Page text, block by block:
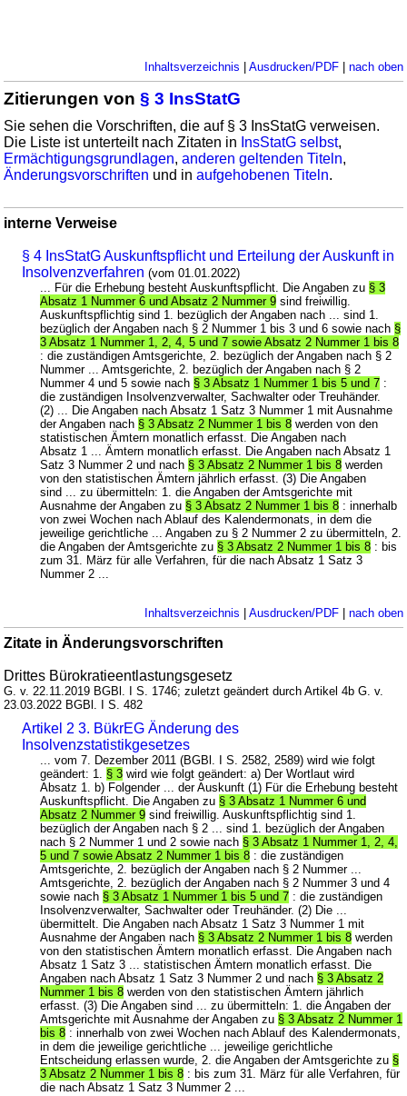
Inhaltsverzeichnis Ausdrucken/PDF| nach oben
Zitierungen von§ 3 InsStatG
Sie sehen die Vorschriften, die auf § 3 InsStatG verweisen.
Die Liste ist unterteilt nach Zitaten in InsStatG selbst,
Ermächtigungsgrundlagen,anderen geltenden Titeln,
Änderungsvorschriften und inaufgehobenen Titeln.
interne Verweise
§ 4 InsStatG Auskunftspflicht und Erteilung der Auskunft in
Insolvenzverfahren (vom 01.01.2022)
... Für die Erhebung besteht Auskunftspflicht. Die Angaben zu § 3
Absatz 1 Nummer 6 und Absatz 2 Nummer 9 sind freiwillig.
Auskunftspflichtig sind 1. bezüglich der Angaben nach ... sind 1.
bezüglich der Angaben nach § 2 Nummer 1 bis 3 und 6 sowie nach §
3 Absatz 1 Nummer 1, 2, 4, 5 und 7 sowie Absatz 2 Nummer 1 bis 8
: die zuständigen Amtsgerichte, 2. bezüglich der Angaben nach § 2
Nummer ... Amtsgerichte, 2. bezüglich der Angaben nach § 2
Nummer 4 und 5 sowie nach § 3 Absatz 1 Nummer 1 bis 5 und 7 :
die zuständigen Insolvenzverwalter, Sachwalter oder Treuhänder.
(2) ... Die Angaben nach Absatz 1 Satz 3 Nummer 1 mit Ausnahme
der Angaben nach § 3 Absatz 2 Nummer 1 bis 8 werden von den
statistischen Ämtern monatlich erfasst. Die Angaben nach
Absatz 1 ... Ämtern monatlich erfasst. Die Angaben nach Absatz 1
Satz 3 Nummer 2 und nach § 3 Absatz 2 Nummer 1 bis 8 werden
von den statistischen Ämtern jährlich erfasst. (3) Die Angaben
sind ... zu übermitteln: 1. die Angaben der Amtsgerichte mit
Ausnahme der Angaben zu § 3 Absatz 2 Nummer 1 bis 8 : innerhalb
von zwei Wochen nach Ablauf des Kalendermonats, in dem die
jeweilige gerichtliche ... Angaben zu § 2 Nummer 2 zu übermitteln, 2.
die Angaben der Amtsgerichte zu § 3 Absatz 2 Nummer 1 bis 8 : bis
zum 31. März für alle Verfahren, für die nach Absatz 1 Satz 3
Nummer 2 ...
Inhaltsverzeichnis Ausdrucken/PDF| nach oben
Zitate in Änderungsvorschriften
Drittes Bürokratieentlastungsgesetz
G. v. 22.11.2019 BGBl. I S. 1746; zuletzt geändert durch Artikel 4b G. v.
23.03.2022 BGBl. I S. 482
Artikel 2 3. BükrEG Änderung des
Insolvenzstatistikgesetzes
... vom 7. Dezember 2011 (BGBl. I S. 2582, 2589) wird wie folgt
geändert: 1. § 3 wird wie folgt geändert: a) Der Wortlaut wird
Absatz 1. b) Folgender ... der Auskunft (1) Für die Erhebung besteht
Auskunftspflicht. Die Angaben zu § 3 Absatz 1 Nummer 6 und
Absatz 2 Nummer 9 sind freiwillig. Auskunftspflichtig sind 1.
bezüglich der Angaben nach § 2 ... sind 1. bezüglich der Angaben
nach § 2 Nummer 1 und 2 sowie nach § 3 Absatz 1 Nummer 1, 2, 4,
5 und 7 sowie Absatz 2 Nummer 1 bis 8 : die zuständigen
Amtsgerichte, 2. bezüglich der Angaben nach § 2 Nummer ...
Amtsgerichte, 2. bezüglich der Angaben nach § 2 Nummer 3 und 4
sowie nach § 3 Absatz 1 Nummer 1 bis 5 und 7 : die zuständigen
Insolvenzverwalter, Sachwalter oder Treuhänder. (2) Die ...
übermittelt. Die Angaben nach Absatz 1 Satz 3 Nummer 1 mit
Ausnahme der Angaben nach § 3 Absatz 2 Nummer 1 bis 8 werden
von den statistischen Ämtern monatlich erfasst. Die Angaben nach
Absatz 1 Satz 3 ... statistischen Ämtern monatlich erfasst. Die
Angaben nach Absatz 1 Satz 3 Nummer 2 und nach § 3 Absatz 2
Nummer 1 bis 8 werden von den statistischen Ämtern jährlich
erfasst. (3) Die Angaben sind ... zu übermitteln: 1. die Angaben der
Amtsgerichte mit Ausnahme der Angaben zu § 3 Absatz 2 Nummer 1
bis 8 : innerhalb von zwei Wochen nach Ablauf des Kalendermonats,
in dem die jeweilige gerichtliche ... jeweilige gerichtliche
Entscheidung erlassen wurde, 2. die Angaben der Amtsgerichte zu §
3 Absatz 2 Nummer 1 bis 8 : bis zum 31. März für alle Verfahren, für
die nach Absatz 1 Satz 3 Nummer 2 ...